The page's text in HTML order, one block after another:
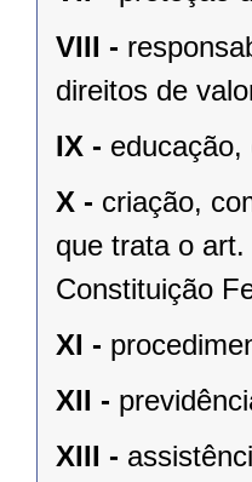
VIII -
direitos de
IX -
X - criação,
que trata o
Constituição
XI -
XII -
XIII -